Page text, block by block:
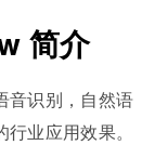
简介
音识别，自然语
业应用效果。